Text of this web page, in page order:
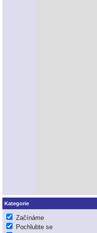
Kategorie
Začínáme
Pochlubte se